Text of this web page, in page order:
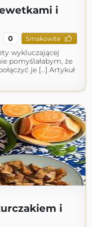
i
0 Smakowite
wykluczającej
pomyślałabym, że
je […] Artykuł
i